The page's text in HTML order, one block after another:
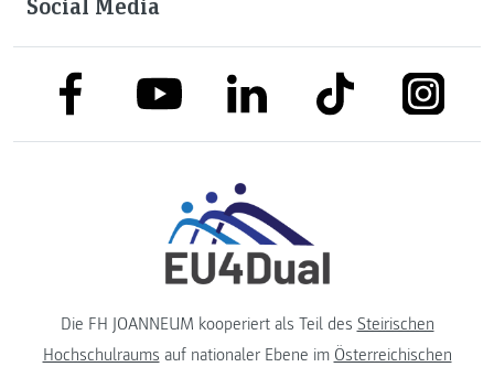
link to facebooklink to youtubelink to linkedinlink to tiktok
Die FH JOANNEUM kooperiert als Teil des Steirischen
Hochschulraums auf nationaler Ebene im Österreichischen